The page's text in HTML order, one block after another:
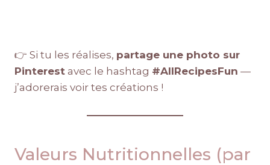
👉 Si tu les réalises, partage une photo sur
Pinterest avec le hashtag #AllRecipesFun —
j’adorerais voir tes créations !
Valeurs Nutritionnelles (par